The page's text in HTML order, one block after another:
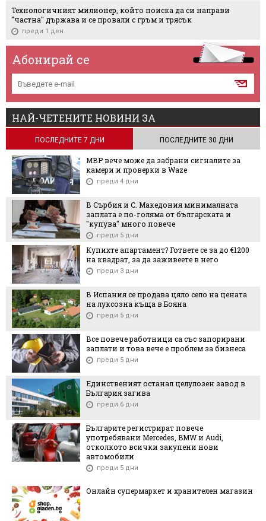
Технологичният милионер, който поиска да си направи
"частна" държава и се провали с гръм и трясък
преди 1 ден
Абонирай се
НАЙ-ЧЕТЕНИТЕ НОВИНИ ЗА
ПОСЛЕДНИТЕ 7 ДНИ ПОСЛЕДНИТЕ 30 ДНИ
МВР вече може да забрани сигналите за
камери и проверки в Waze
преди 4 дни
В Сърбия и С. Македония минималната
заплата е по-голяма от българската и
"купува" много повече
преди 5 дни
Купихте апартамент? Гответе се за до €1200
на квадрат, за да заживеете в него
преди 3 дни
В Испания се продава цяло село на цената
на луксозна къща в Бояна
преди 5 дни
Все повече работници са със запорирани
заплати и това вече е проблем за бизнеса
преди 5 дни
Единственият останал целулозен завод в
България загива
преди 6 дни
Българите регистрират повече
употребявани Mercedes, BMW и Audi,
отколкото всички закупени нови
автомобили
преди 5 дни
Онлайн супермаркет и хранителен магазин